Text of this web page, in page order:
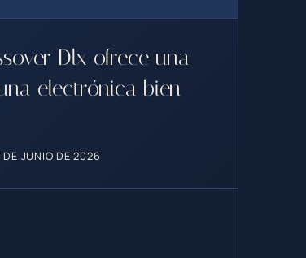
Dlx ofrece una
electrónica bien
JUNIO DE 2026